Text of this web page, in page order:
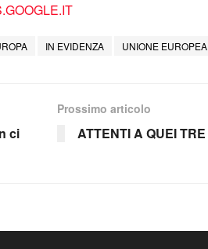
IN EVIDENZA UNIONE EUROPEA
ci
Prossimo articolo
ATTENTI A QUEI TRE